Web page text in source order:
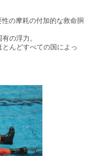
の摩耗の付加的な救命胴
の浮力。
とんどすべての国によっ